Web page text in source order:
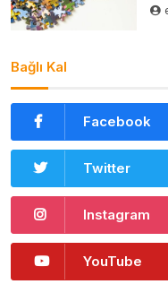
Bağlı Kal
Facebook
Twitter
Instagram
YouTube